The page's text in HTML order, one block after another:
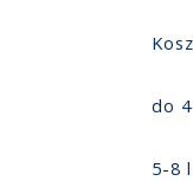
do
5-8